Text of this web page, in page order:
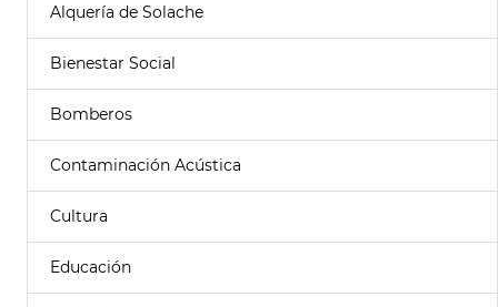
Alquería de Solache
Bienestar Social
Bomberos
Contaminación Acústica
Cultura
Educación